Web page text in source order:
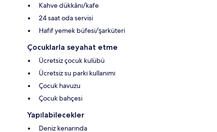
Kahve dükkânı/kafe
24 saat oda servisi
Hafif yemek büfesi/şarküteri
Çocuklarla seyahat etme
Ücretsiz çocuk kulübü
Ücretsiz su parkı kullanımı
Çocuk havuzu
Çocuk bahçesi
Yapılabilecekler
Deniz kenarında